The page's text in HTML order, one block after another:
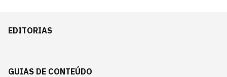
EDITORIAS
GUIAS DE CONTEÚDO